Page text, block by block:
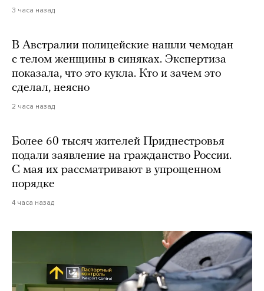
3 часа назад
В Австралии полицейские нашли чемодан
с телом женщины в синяках. Экспертиза
показала, что это кукла. Кто и зачем это
сделал, неясно
2 часа назад
Более 60 тысяч жителей Приднестровья
подали заявление на гражданство России.
С мая их рассматривают в упрощенном
порядке
4 часа назад